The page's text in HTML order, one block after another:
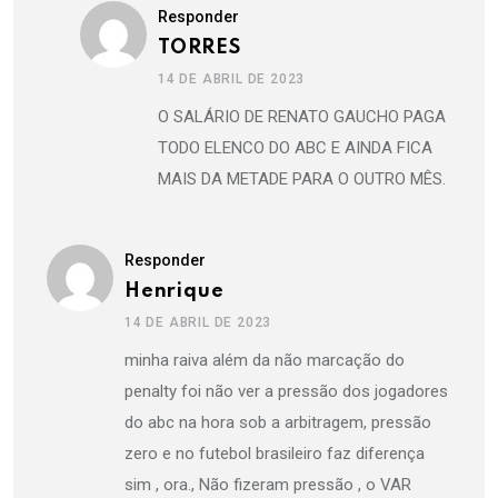
Responder
TORRES
14 DE ABRIL DE 2023
O SALÁRIO DE RENATO GAUCHO PAGA
TODO ELENCO DO ABC E AINDA FICA
MAIS DA METADE PARA O OUTRO MÊS.
Responder
Henrique
14 DE ABRIL DE 2023
minha raiva além da não marcação do
penalty foi não ver a pressão dos jogadores
do abc na hora sob a arbitragem, pressão
zero e no futebol brasileiro faz diferença
sim , ora., Não fizeram pressão , o VAR